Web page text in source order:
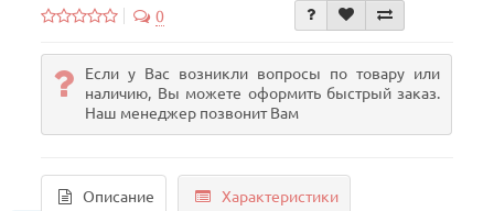
0
Если у Вас возникли вопросы по товару или
наличию, Вы можете оформить быстрый заказ.
Наш менеджер позвонит Вам
Описание Характеристики